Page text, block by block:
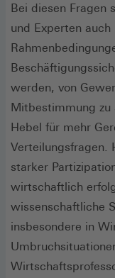
Bei diesen Fragen
und Experten
werden, von
Mitbestimmung zu
Hebel für mehr
Verteilungsfragen.
starker
wirtschaftlich
wissenschaftliche
insbesondere in